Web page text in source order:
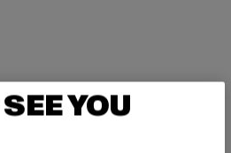
pink
Material YOU